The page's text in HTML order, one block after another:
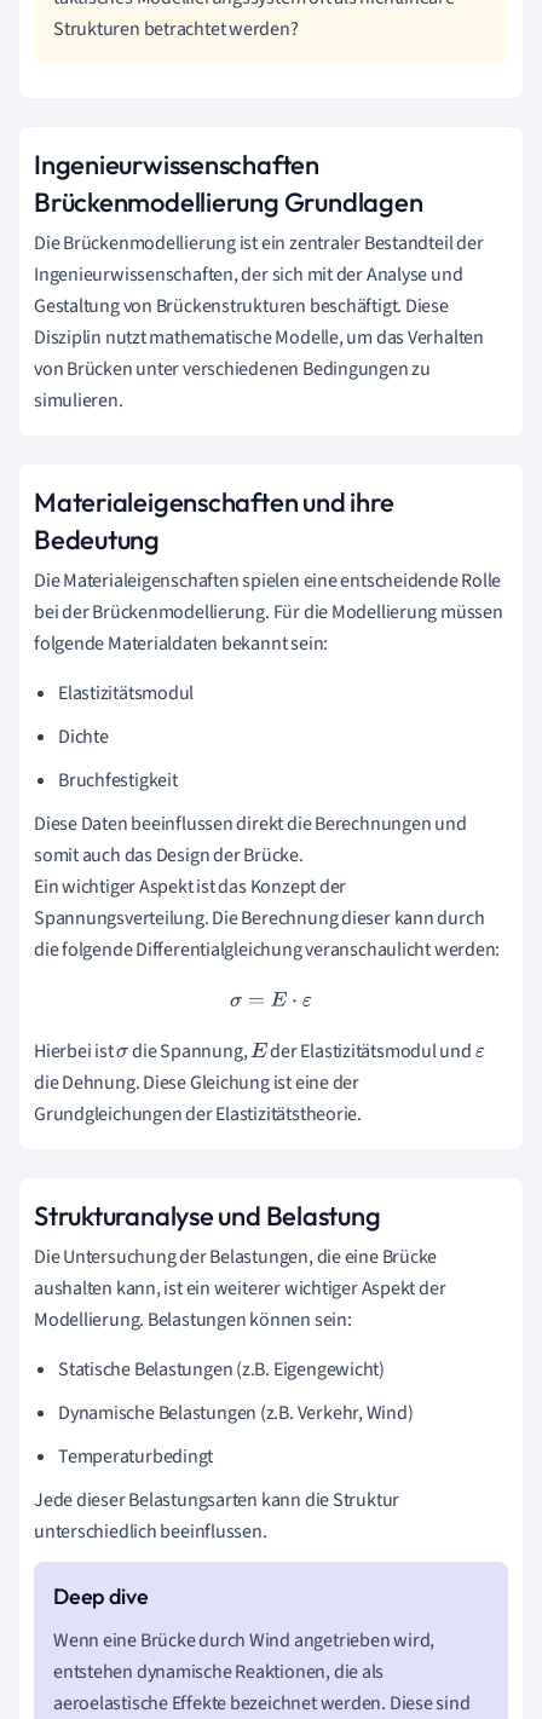
Strukturen betrachtet werden?
Ingenieurwissenschaften
Brückenmodellierung Grundlagen
Die Brückenmodellierung ist ein zentraler Bestandteil der
Ingenieurwissenschaften, der sich mit der Analyse und
Gestaltung von Brückenstrukturen beschäftigt. Diese
Disziplin nutzt mathematische Modelle, um das Verhalten
von Brücken unter verschiedenen Bedingungen zu
simulieren.
Materialeigenschaften und ihre
Bedeutung
Die Materialeigenschaften spielen eine entscheidende Rolle
bei der Brückenmodellierung. Für die Modellierung müssen
folgende Materialdaten bekannt sein:
Elastizitätsmodul
Dichte
Bruchfestigkeit
Diese Daten beeinflussen direkt die Berechnungen und
somit auch das Design der Brücke.
Ein wichtiger Aspekt ist das Konzept der
Spannungsverteilung. Die Berechnung dieser kann durch
die folgende Differentialgleichung veranschaulicht werden:
σ= E⋅ε
Hierbei istσdie Spannung,E der Elastizitätsmodul undε
die Dehnung. Diese Gleichung ist eine der
Grundgleichungen der Elastizitätstheorie.
Strukturanalyse und Belastung
Die Untersuchung der Belastungen, die eine Brücke
aushalten kann, ist ein weiterer wichtiger Aspekt der
Modellierung. Belastungen können sein:
Statische Belastungen (z.B. Eigengewicht)
Dynamische Belastungen (z.B. Verkehr, Wind)
Temperaturbedingt
Jede dieser Belastungsarten kann die Struktur
unterschiedlich beeinflussen.
Wenn eine Brücke durch Wind angetrieben wird,
entstehen dynamische Reaktionen, die als
aeroelastische Effekte bezeichnet werden. Diese sind